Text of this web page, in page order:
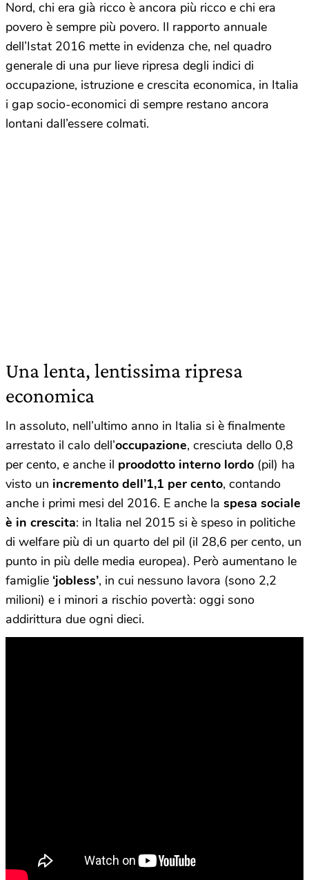
Nord, chi era già ricco è ancora più ricco e chi era
povero è sempre più povero. Il rapporto annuale
dell’Istat 2016 mette in evidenza che, nel quadro
generale di una pur lieve ripresa degli indici di
occupazione, istruzione e crescita economica, in Italia
i gap socio-economici di sempre restano ancora
lontani dall’essere colmati.
Una lenta, lentissima ripresa
economica
In assoluto, nell’ultimo anno in Italia si è finalmente
arrestato il calo dell’occupazione, cresciuta dello 0,8
per cento, e anche il proodotto interno lordo (pil) ha
visto un incremento dell’1,1 per cento, contando
anche i primi mesi del 2016. E anche la spesa sociale
è in crescita: in Italia nel 2015 si è speso in politiche
di welfare più di un quarto del pil (il 28,6 per cento, un
punto in più delle media europea). Però aumentano le
famiglie ‘jobless’, in cui nessuno lavora (sono 2,2
milioni) e i minori a rischio povertà: oggi sono
addirittura due ogni dieci.